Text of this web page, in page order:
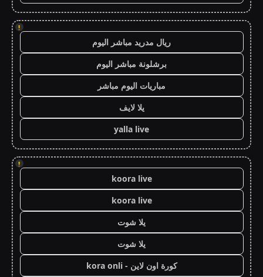
!
ريال مدريد مباشر اليوم
برشلونة مباشر اليوم
مباريات اليوم مباشر
يلا لايف
yalla live
!
koora live
koora live
يلا شوت
يلا شوت
كورة اون لاين - kora onli